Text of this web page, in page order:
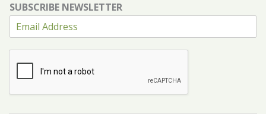
SUBSCRIBE NEWSLETTER